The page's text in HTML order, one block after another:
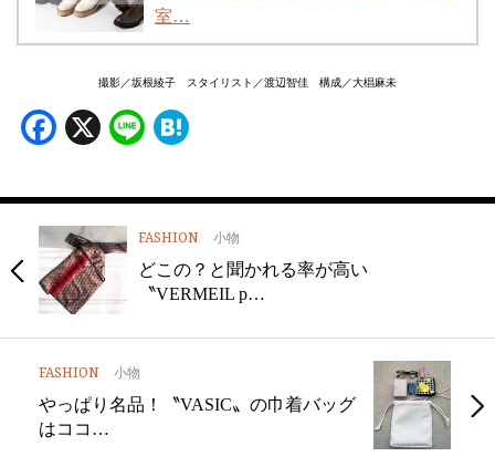
室…
撮影／坂根綾子 スタイリスト／渡辺智佳 構成／大椙麻未
Facebook
X Line
FASHION 小物
どこの？と聞かれる率が高い
〝VERMEIL p…
FASHION 小物
やっぱり名品！〝VASIC〟の巾着バッグ
はココ…